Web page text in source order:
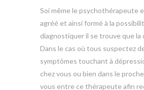
Soi même le psychothérapeute
agréé et ainsi formé à la
diagnostiquer il se trouve que la
Dans le cas où tous suspectez
symptômes touchant à
chez vous ou bien dans le
vous entre ce thérapeute afin